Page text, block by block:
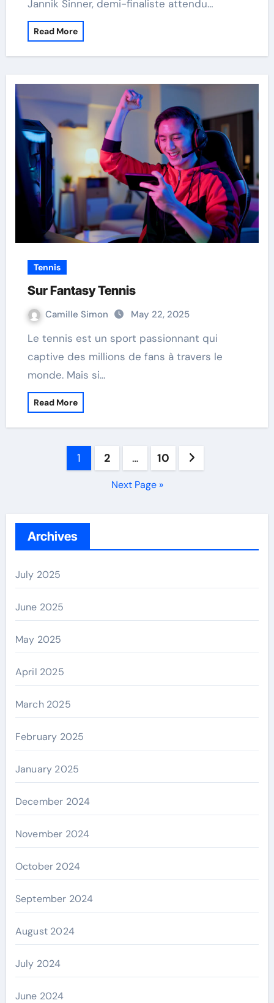
Jannik Sinner, demi-finaliste attendu…
Read More
Tennis
Sur Fantasy Tennis
Camille Simon May 22, 2025
Le tennis est un sport passionnant qui
captive des millions de fans à travers le
monde. Mais si…
Read More
1 2 … 10
Next Page »
Archives
July 2025
June 2025
May 2025
April 2025
March 2025
February 2025
January 2025
December 2024
November 2024
October 2024
September 2024
August 2024
July 2024
June 2024